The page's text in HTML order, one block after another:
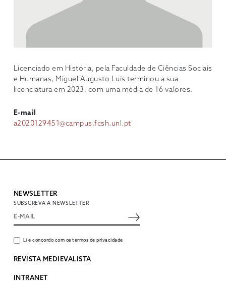
Licenciado em História, pela Faculdade de Ciências Sociais
e Humanas, Miguel Augusto Luís terminou a sua
licenciatura em 2023, com uma média de 16 valores.
E-mail
a2020129451@campus.fcsh.unl.pt
NEWSLETTER
SUBSCREVA A NEWSLETTER
Li e concordo com os termos de privacidade
REVISTA MEDIEVALISTA
INTRANET